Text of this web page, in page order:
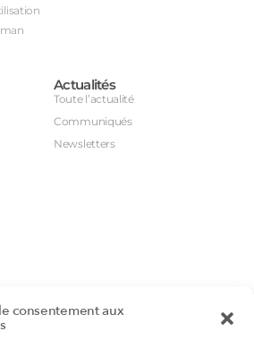
consentement aux
Actualités
Toute l’actualité
Communiqués
Newsletters